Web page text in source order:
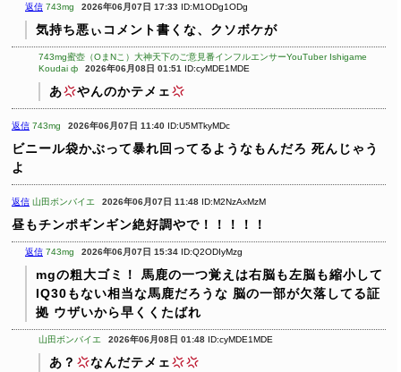
返信 743mg 2026年06月07日 17:33 ID:M1ODg1ODg
気持ち悪ぃコメント書くな、クソボケが
743mg蜜壺（OまNこ）大神天下のご意見番インフルエンサーYouTuber Ishigame
Koudai ф
2026年06月08日 01:51 ID:cyMDE1MDE
あ やんのかテメェ
返信 743mg 2026年06月07日 11:40 ID:U5MTkyMDc
ビニール袋かぶって暴れ回ってるようなもんだろ 死んじゃう
よ
返信 山田ボンバイエ 2026年06月07日 11:48 ID:M2NzAxMzM
昼もチンポギンギン絶好調やで！！！！！
返信 743mg 2026年06月07日 15:34 ID:Q2ODIyMzg
mgの粗大ゴミ！
馬鹿の一つ覚えは右脳も左脳も縮小して
IQ30もない相当な馬鹿だろうな 脳の一部が欠落してる証
拠 ウザいから早くくたばれ
山田ボンバイエ 2026年06月08日 01:48 ID:cyMDE1MDE
あ？ なんだテメェ